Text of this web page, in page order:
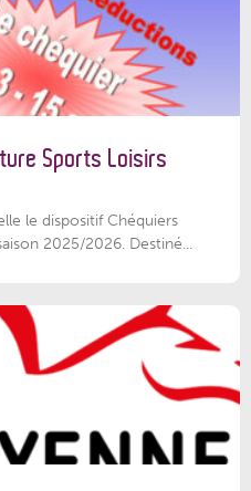
Sports Loisirs
le dispositif Chéquiers
2025/2026. Destiné...